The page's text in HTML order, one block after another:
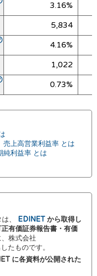
3.16%
5,834
4.16%
1,022
0.73%
売上高営業利益率 とは
純利益率 とは
、 EDINETから取得し
有価証券報告書・有価
株式会社
たものです。
に各資料が公開された